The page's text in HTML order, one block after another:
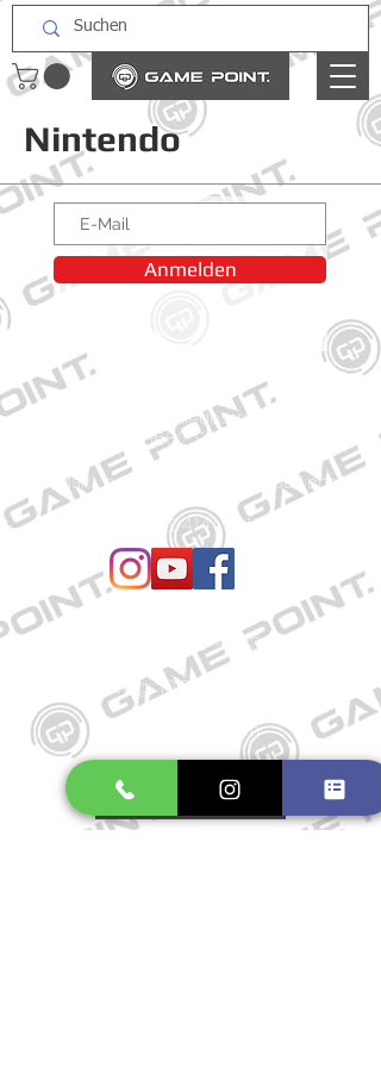
Nintendo
Anmelden
Große Schmiedestraße 34
21682 Stade
E-Mail: gamepointstade@icloud.com
Telefon:04141 531687
Impressum
Mo. bis Fr.: 10:00 - 18:30 Uhr
Samstag: 10:00 - 17:00 Uhr
So.: Geschlossen